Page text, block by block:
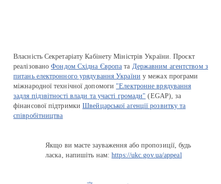
Власність Секретаріату Кабінету Міністрів України. Проєкт
реалізованоФондом Східна Європа та Державним агентством з
питань електронного урядування України у межах програми
міжнародної технічної допомоги "Електронне врядування
задля підзвітності влади та участі громади" (EGAP), за
фінансової підтримкиШвейцарської агенції розвитку та
співробітництва
Якщо ви маєте зауваження або пропозиції, будь
ласка, напишіть нам:https://ukc.gov.ua/appeal